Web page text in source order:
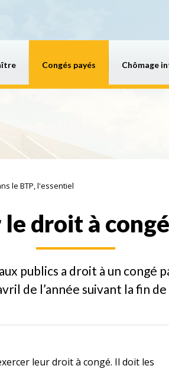
Congés payés Chômage
le BTP, l'essentiel
le droit à
publics a droit à un congé
de l’année suivant la fin
leur droit à congé. Il doit les